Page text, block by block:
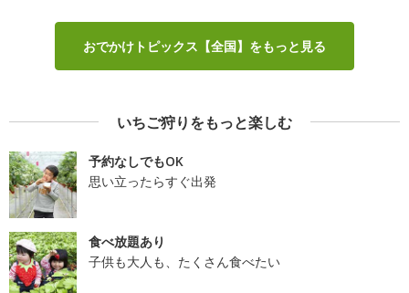
おでかけトピックス【全国】をもっと見る
いちご狩りをもっと楽しむ
予約なしでもOK
思い立ったらすぐ出発
食べ放題あり
子供も大人も、たくさん食べたい